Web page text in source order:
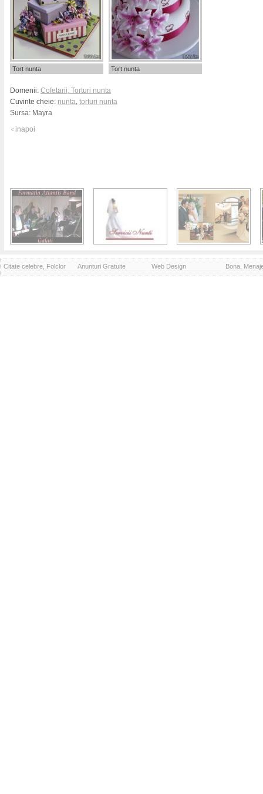
Tort nunta Tort nunta
Domenii: Cofetarii, Torturi nunta
Cuvinte cheie: nunta, torturi nunta
Sursa: Mayra
inapoi
Citate celebre, Folclor Anunturi Gratuite Web Design Bona,